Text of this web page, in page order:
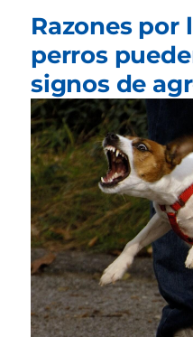
Razones por
perros
signos de